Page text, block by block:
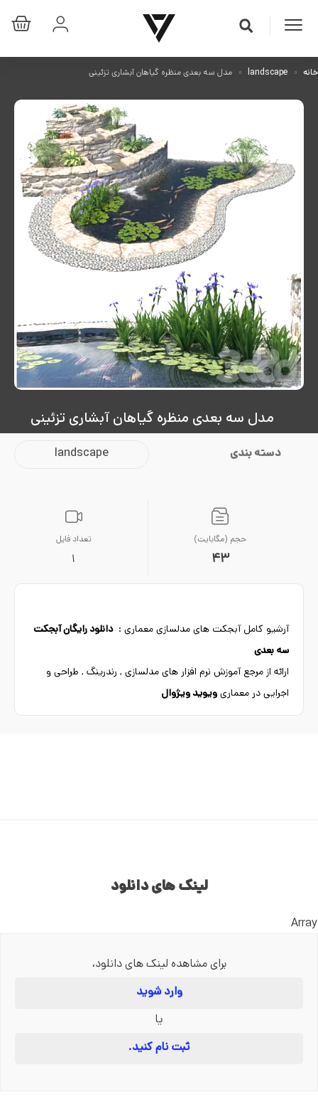
خانه landscape مدل سه بعدی منظره گیاهان آبشاری تزئینی
مدل سه بعدی منظره گیاهان آبشاری تزئینی
دسته بندی landscape
حجم (مگابایت)
43
تعداد فایل
1
آرشیو کامل آبجکت های مدلسازی معماری :دانلود رایگان آبجکت
سه بعدی
ارائه از مرجع آموزش نرم افزار های مدلسازی , رندرینگ , طراحی و
اجرایی در معماریویوید ویژوال
لینک های دانلود
Array
برای مشاهده لینک های دانلود،
وارد شوید
یا
ثبت نام کنید.